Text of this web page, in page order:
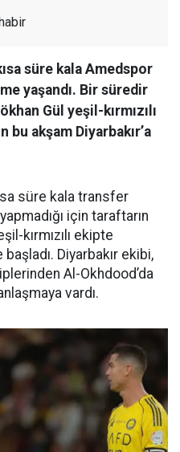
süre kala Amedspor
yaşandı. Bir süredir
Gül yeşil-kırmızılı
bu akşam Diyarbakır’a
süre kala transfer
için taraftarın
kırmızılı ekipte
Diyarbakır ekibi,
Al-Okhdood’da
vardı.